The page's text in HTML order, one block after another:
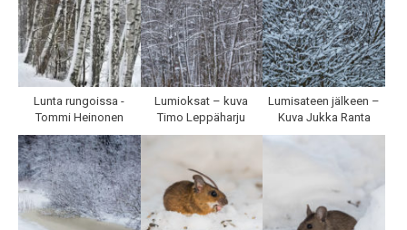
Lunta rungoissa -
Tommi Heinonen
Lumioksat – kuva
Timo Leppäharju
Lumisateen jälkeen –
Kuva Jukka Ranta